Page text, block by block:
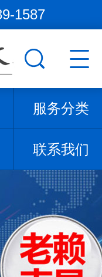
1587
服务分类
联系我们